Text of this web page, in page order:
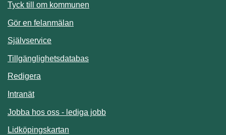
Tyck till om kommunen
Gör en felanmälan
SjälvserviceLänk till annan webbplats.
TillgänglighetsdatabasLänk till annan webbplats.
Redigera
IntranätLänk till annan webbplats.
Jobba hos oss - lediga jobb
Lidköpingskartan